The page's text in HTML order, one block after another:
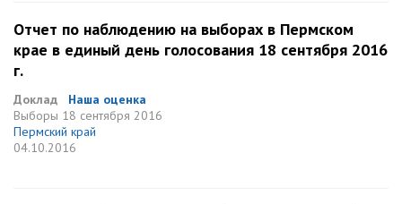
Отчет по наблюдению на выборах в Пермском
крае в единый день голосования 18 сентября 2016
г.
Доклад
Наша оценка
Выборы 18 сентября 2016
Пермский край
04.10.2016